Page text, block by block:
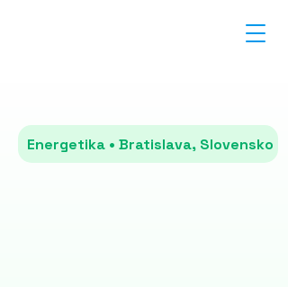
Energetika • Bratislava, Slovensko